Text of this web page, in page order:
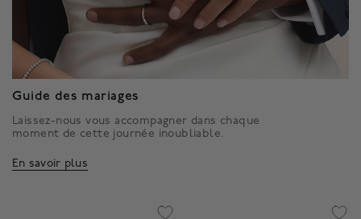
Guide des mariages
Laissez-nous vous accompagner dans chaque
moment de cette journée inoubliable.
En savoir plus